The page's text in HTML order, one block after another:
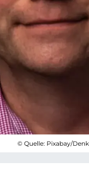
© Quelle: Pixabay/